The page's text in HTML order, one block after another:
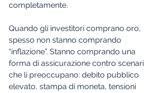
completamente.
Quando gli investitori comprano oro,
spesso non stanno comprando
“inflazione”. Stanno comprando una
forma di assicurazione contro scenari
che li preoccupano: debito pubblico
elevato, stampa di moneta, tensioni